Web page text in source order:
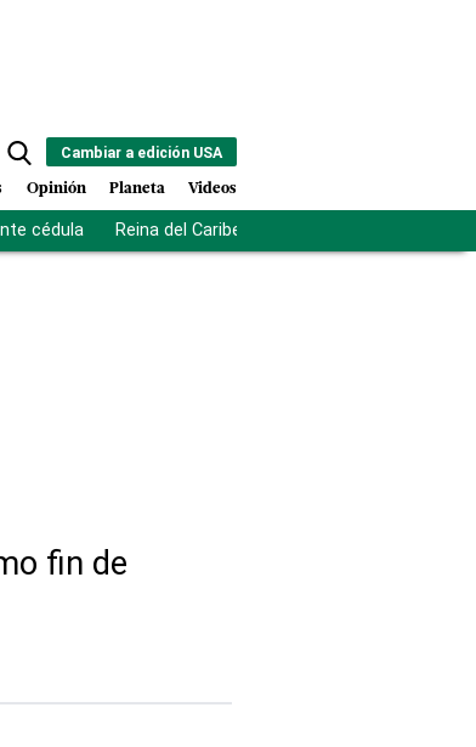
Cambiar a edición USA
Opinión Planeta Videos
cédula Reina del Caribe
fin de